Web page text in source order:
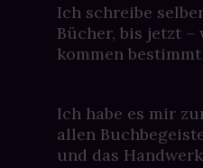
Ich schreibe
Bücher, bis jetzt
kommen
Ich habe es mir
allen
und das